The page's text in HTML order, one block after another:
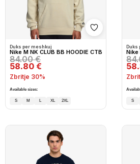
Shto në
Duks per meshkuj
Nike M NK CLUB BB HOODIE CTB
84.00 €
58.80 €
Zbritje 30%
Available sizes:
S M L XL 2XL
Duks
Nike
S